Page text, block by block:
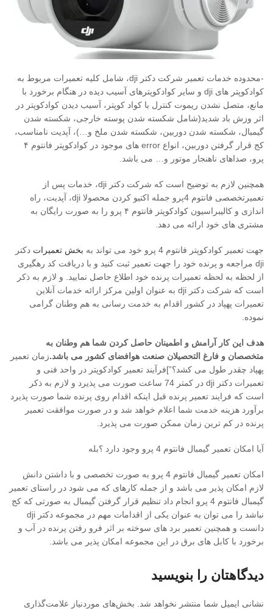
-محدوده خدمات تعمیر شرکت دکتر dji، شامل کلیه تعمیرات مربوط به
کوادکوپتر های dji و سایر کوادکوپترهای آسیب دیده در هنگام برخورد با
مانع، متصل نشدن ریموت کنترل با کواد کوپتر، آسیب دیدن کوادکوپتر در
اثر وزش باد شدید(شامل شکسته شدن پوسته خارجی، شکسته شدن
گیمبال، شکسته شدن دوربین، شکسته شدن ملخ و…)، آپدیت نامناسب،
کج قرار گرفتن دوربین، انواع error های موجود در کوادکوپتر فانتوم ۴
پرو، صداهای ناهنجار موتور و… می باشد.
همچنین لازم به توضیح است که شرکت دکتر dji، خدمات پس از
تعمیرتخصصی فانتوم 4پرو جمله اکتیو کردن محصولا dji، آپدیت، راه
اندازی و کالیبراسیون کوادکوپتر فانتوم ۴ پرو را به صورت رایگان به
مشتری های خود ارائه می دهد.
جهت تعمیر کوادکوپتر فانتوم 4 پرو خود می تواند به بخش تعمیرات دکتر
dji مراجعه و پرنده خود را جهت تعمیر ثبت کنید و با دریافت کد رهگیری
از لحظه به لحظه تعمیرات پرنده خود اطلاع حاصل نمایید. و لازم به ذکر
است که شرکت دکتر dji به عنوان اولین مرکز ارائه خدمات آنلاین
تعمیرات پهپاد در کشور اقدام به خدمت رسانی به هم وطنان گرامی
نموده.
هدف این کار آرامش و اطمینان حاصل کردن شما هم وطنان به
متخصصان و فارغ التحصیلان صنعت هوافضای کشور می باشد.زمان تعمیر
پهپاد چقدر طول می کشد؟”]فرآیند تعمیر کوادکوپتر در واحد فنی و
تعمیرات دکتر dji در کمتر 74 ساعت صورت می پذیرد و لازم به ذکر
است که فرایند تعمیر پرنده قبل اینکه اقدام روی پرنده شما صورت پذیرد
برآورد هزینه خدمت شما اعلام خواهد شد و در صورت موافقت تعمیر
پرنده در کم ترین زمان ممکن صورت می پذیرد.
آیا امکان تعمیر گیمبال فانتوم 4 پرو وجود دارد ؟بله
امکان تعمیر گیمبال فانتوم 4 پرو به صورت تخصصی و با داشتن دانش
لازم امکان پذیر می باشد و از جمله کارهای که می شود در راستای تعمیر
گیمبال فانتوم 4 پرو انجام داد تنظیم قرار گرفتن گیمبال به صورتی که کج
نباشد را می توان به عنوان یکی از اقدامات مهم در مجموعه دکتر dji
دانست و همچنین تعمیر برد های سوخته بر اثر فرو رفتن پرنده در آب و
برخورد با کابل های برق در این مجموعه امکان پذیر می باشد.
دیدگاهتان را بنویسید
نشانی ایمیل شما منتشر نخواهد شد.
بخش‌های موردنیاز علامت‌گذاری